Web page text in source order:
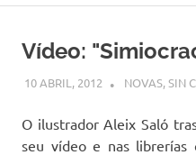
Vídeo:
10 ABRIL, 2012 DESARROLLO
NOVAS,SIN
O ilustrador Aleix Saló
seu vídeo e nas librerías